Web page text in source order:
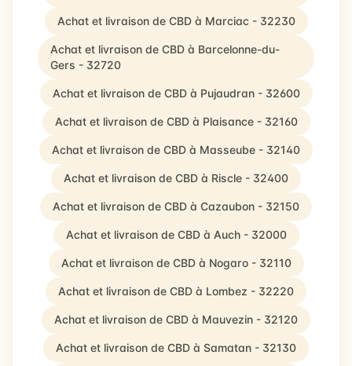
Achat et livraison de CBD à Marciac - 32230
Achat et livraison de CBD à Barcelonne-du-
Gers - 32720
Achat et livraison de CBD à Pujaudran - 32600
Achat et livraison de CBD à Plaisance - 32160
Achat et livraison de CBD à Masseube - 32140
Achat et livraison de CBD à Riscle - 32400
Achat et livraison de CBD à Cazaubon - 32150
Achat et livraison de CBD à Auch - 32000
Achat et livraison de CBD à Nogaro - 32110
Achat et livraison de CBD à Lombez - 32220
Achat et livraison de CBD à Mauvezin - 32120
Achat et livraison de CBD à Samatan - 32130